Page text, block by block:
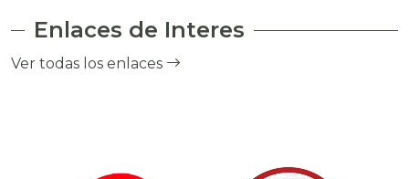
el cobro de peaje a través del debito
usuario.
Enlaces de Interes
Ver todas los enlaces